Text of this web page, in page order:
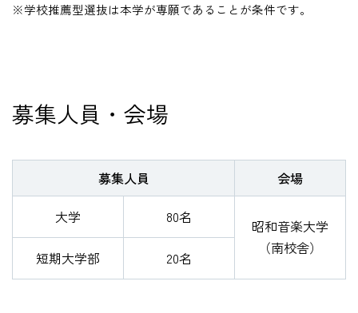
個人情報保護方針
特定商取引法表示
このサイトについて
※学校推薦型選抜は本学が専願であることが条件です。
募集人員・会場
募集人員
会場
大学
80名
昭和音楽大学
（南校舎）
短期大学部 20名